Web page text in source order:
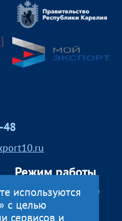
48
Режим работы
пн — чт:09:00 — 18:00
пт:09:00 — 17:00
обед с 13:00 до 14:00
используются
с целью
сервисов и